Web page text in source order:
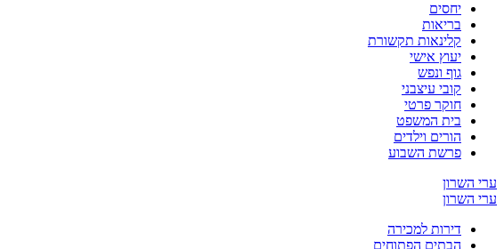
יחסים
בריאות
קלינאות תקשורת
יעוץ אישי
גוף ונפש
קובי עיצבני
חוקר פרטי
בית המשפט
הורים וילדים
פרשת השבוע
ערי השרון
ערי השרון
דירות למכירה
הבתים הפתוחים